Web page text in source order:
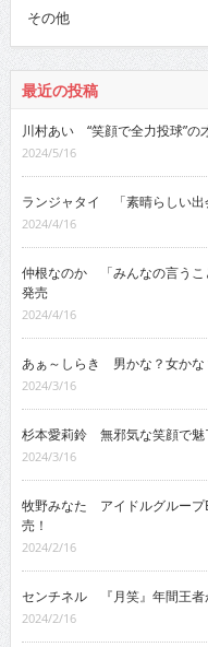
その他
最近の投稿
川村あい “笑顔で全力投球”の
2024/5/16
ランジャタイ 「素晴らしい出
2024/4/16
仲根なのか 「みんなの言うこ
発売
2024/4/16
あぁ～しらき 男かな？女かな
2024/3/16
杉本愛莉鈴 無邪気な笑顔で魅
2024/3/16
牧野みなた アイドルグループ
売！
2024/2/16
センチネル 『月笑』年間王者
2024/2/16